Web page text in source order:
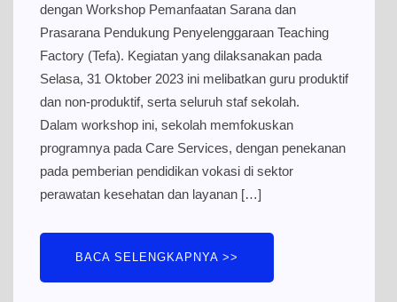
dengan Workshop Pemanfaatan Sarana dan
Prasarana Pendukung Penyelenggaraan Teaching
Factory (Tefa). Kegiatan yang dilaksanakan pada
Selasa, 31 Oktober 2023 ini melibatkan guru produktif
dan non-produktif, serta seluruh staf sekolah.
Dalam workshop ini, sekolah memfokuskan
programnya pada Care Services, dengan penekanan
pada pemberian pendidikan vokasi di sektor
perawatan kesehatan dan layanan […]
BACA SELENGKAPNYA >>